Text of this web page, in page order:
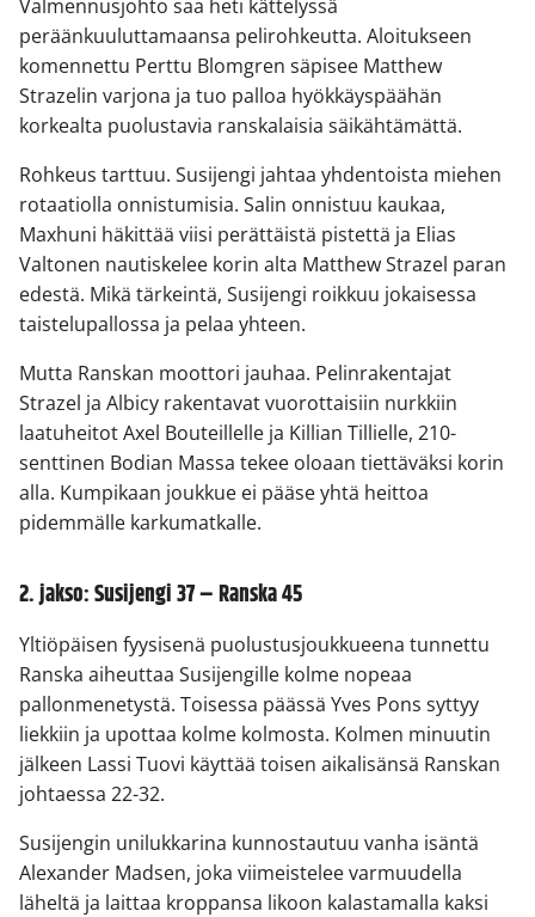
Valmennusjohto saa heti kättelyssä
peräänkuuluttamaansa pelirohkeutta. Aloitukseen
komennettu Perttu Blomgren säpisee Matthew
Strazelin varjona ja tuo palloa hyökkäyspäähän
korkealta puolustavia ranskalaisia säikähtämättä.
Rohkeus tarttuu. Susijengi jahtaa yhdentoista miehen
rotaatiolla onnistumisia. Salin onnistuu kaukaa,
Maxhuni häkittää viisi perättäistä pistettä ja Elias
Valtonen nautiskelee korin alta Matthew Strazel paran
edestä. Mikä tärkeintä, Susijengi roikkuu jokaisessa
taistelupallossa ja pelaa yhteen.
Mutta Ranskan moottori jauhaa. Pelinrakentajat
Strazel ja Albicy rakentavat vuorottaisiin nurkkiin
laatuheitot Axel Bouteillelle ja Killian Tillielle, 210-
senttinen Bodian Massa tekee oloaan tiettäväksi korin
alla. Kumpikaan joukkue ei pääse yhtä heittoa
pidemmälle karkumatkalle.
2. jakso: Susijengi 37 – Ranska 45
Yltiöpäisen fyysisenä puolustusjoukkueena tunnettu
Ranska aiheuttaa Susijengille kolme nopeaa
pallonmenetystä. Toisessa päässä Yves Pons syttyy
liekkiin ja upottaa kolme kolmosta. Kolmen minuutin
jälkeen Lassi Tuovi käyttää toisen aikalisänsä Ranskan
johtaessa 22-32.
Susijengin unilukkarina kunnostautuu vanha isäntä
Alexander Madsen, joka viimeistelee varmuudella
läheltä ja laittaa kroppansa likoon kalastamalla kaksi